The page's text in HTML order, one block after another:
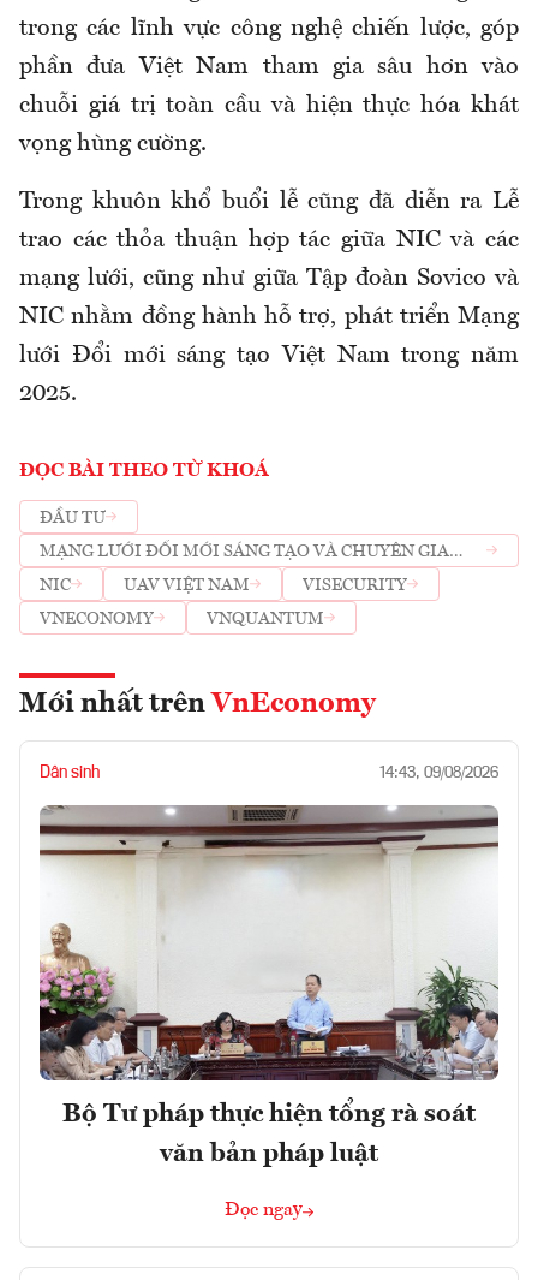
trong các lĩnh vực công nghệ chiến lược, góp
phần đưa Việt Nam tham gia sâu hơn vào
chuỗi giá trị toàn cầu và hiện thực hóa khát
vọng hùng cường.
Trong khuôn khổ buổi lễ cũng đã diễn ra Lễ
trao các thỏa thuận hợp tác giữa NIC và các
mạng lưới, cũng như giữa Tập đoàn Sovico và
NIC nhằm đồng hành hỗ trợ, phát triển Mạng
lưới Đổi mới sáng tạo Việt Nam trong năm
2025.
ĐỌC BÀI THEO TỪ KHOÁ
ĐẦU TƯ
MẠNG LƯỚI ĐỔI MỚI SÁNG TẠO VÀ CHUYÊN GIA
NGÀNH CÔNG NGHỆ CHIẾN LƯỢC
NIC UAV VIỆT NAM
VISECURITY
VNECONOMY
VNQUANTUM
Mới nhất trên VnEconomy
Dân sinh 14:43, 09/08/2026
Bộ Tư pháp thực hiện tổng rà soát
văn bản pháp luật
Đọc ngay